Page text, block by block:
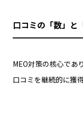
口コミの「数」と
MEO対策の核心であ
口コミを継続的に獲